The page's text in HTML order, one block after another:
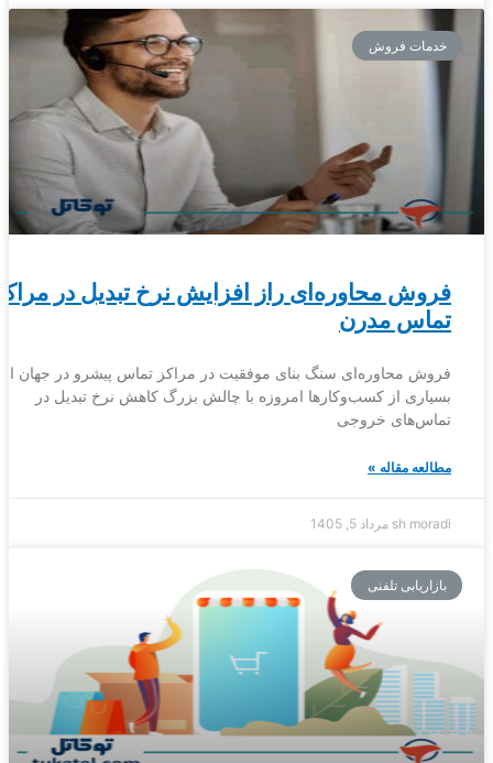
خدمات فروش
فروش محاوره‌ای راز افزایش نرخ تبدیل در
تماس مدرن
فروش محاوره‌ای سنگ بنای موفقیت در مراکز تماس پیشرو در جهان
بسیاری از کسب‌وکارها امروزه با چالش بزرگ کاهش نرخ تبدیل در
تماس‌های خروجی
مطالعه مقاله »
sh moradi مرداد 5, 1405
بازاریابی تلفنی